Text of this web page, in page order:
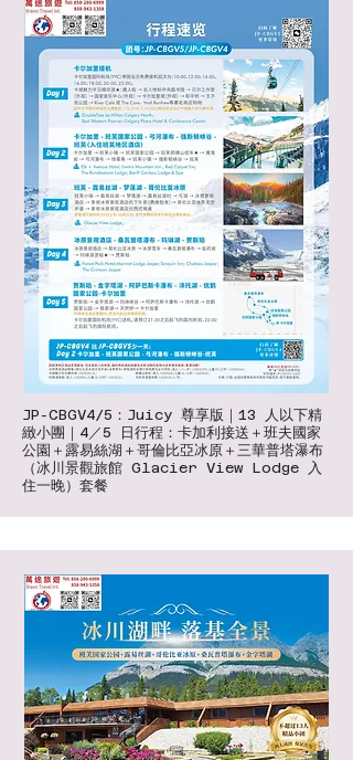
JP-CBGV4/5：Juicy 尊享版｜13 人以下精
緻小團｜4／5 日行程：卡加利接送＋班夫國家
公園＋露易絲湖＋哥倫比亞冰原＋三華普塔瀑布
（冰川景觀旅館 Glacier View Lodge 入
住一晚）套餐